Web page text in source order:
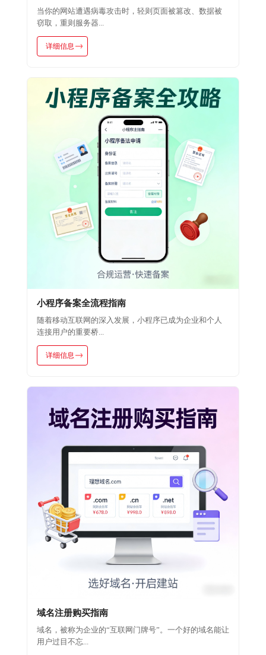
当你的网站遭遇病毒攻击时，轻则页面被篡改、数据被
窃取，重则服务器...
详细信息
小程序备案全流程指南
随着移动互联网的深入发展，小程序已成为企业和个人
连接用户的重要桥...
详细信息
域名注册购买指南
域名，被称为企业的“互联网门牌号”。一个好的域名能让
用户过目不忘...